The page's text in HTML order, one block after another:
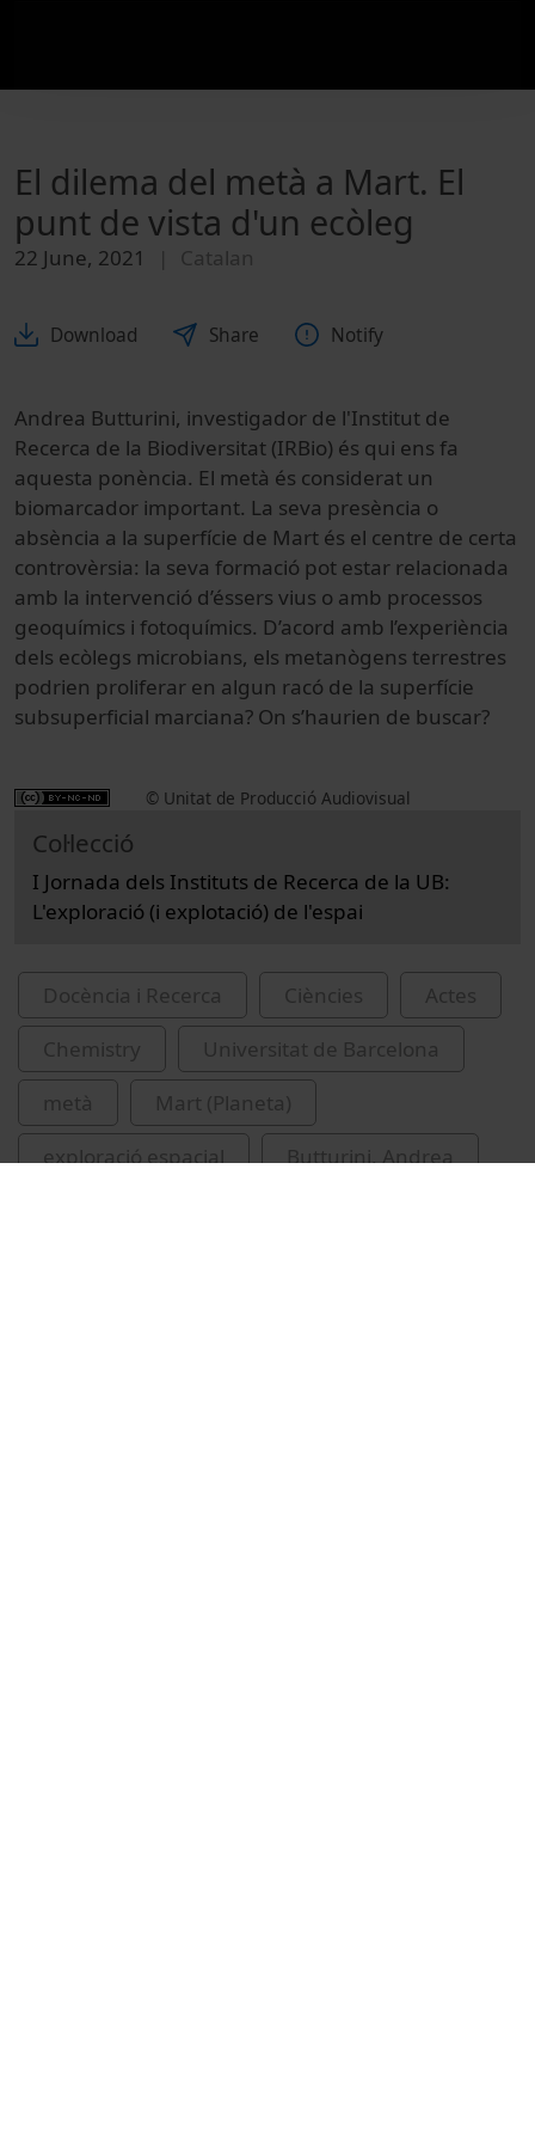
El dilema del metà a Mart. El
punt de vista d'un ecòleg
22 June, 2021 Catalan
Download Share Notify
Andrea Butturini, investigador de l'Institut de
Recerca de la Biodiversitat (IRBio) és qui ens fa
aquesta ponència. El metà és considerat un
biomarcador important. La seva presència o
absència a la superfície de Mart és el centre de certa
controvèrsia: la seva formació pot estar relacionada
amb la intervenció d’éssers vius o amb processos
geoquímics i fotoquímics. D’acord amb l’experiència
dels ecòlegs microbians, els metanògens terrestres
podrien proliferar en algun racó de la superfície
subsuperficial marciana? On s’haurien de buscar?
© Unitat de Producció Audiovisual
Col·lecció
I Jornada dels Instituts de Recerca de la UB:
L'exploració (i explotació) de l'espai
Docència i Recerca Ciències
Actes
Chemistry
Universitat de Barcelona
metà
Mart (Planeta)
exploració espacial
Butturini, Andrea